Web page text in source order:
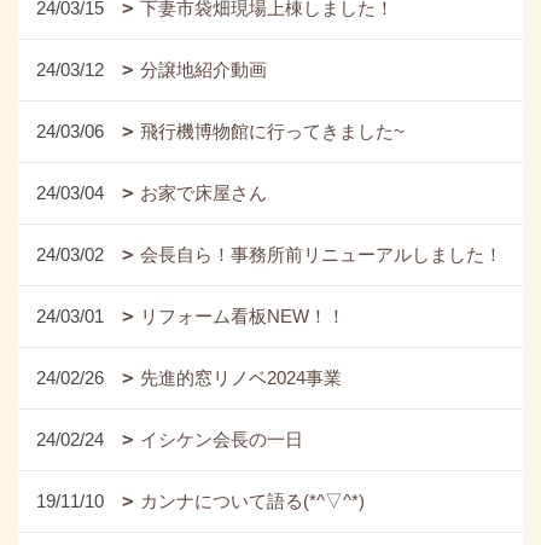
24/03/15 下妻市袋畑現場上棟しました！
24/03/12 分譲地紹介動画
24/03/06 飛行機博物館に行ってきました~
24/03/04 お家で床屋さん
24/03/02 会長自ら！事務所前リニューアルしました！
24/03/01 リフォーム看板NEW！！
24/02/26 先進的窓リノベ2024事業
24/02/24 イシケン会長の一日
19/11/10 カンナについて語る(*^▽^*)